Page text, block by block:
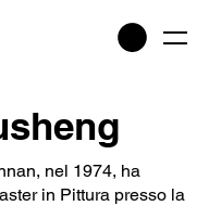
nel 1974, ha
in Pittura presso la